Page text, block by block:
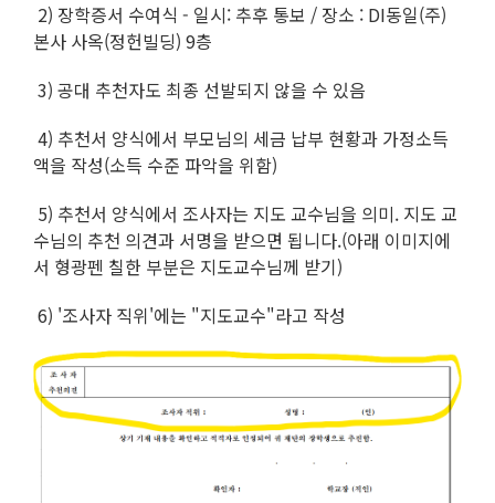
2) 장학증서 수여식 - 일시: 추후 통보 / 장소 : DI동일(주)
본사 사옥(정헌빌딩) 9층
3) 공대 추천자도 최종 선발되지 않을 수 있음
4) 추천서 양식에서 부모님의 세금 납부 현황과 가정소득
액을 작성(소득 수준 파악을 위함)
5) 추천서 양식에서 조사자는 지도 교수님을 의미. 지도 교
수님의 추천 의견과 서명을 받으면 됩니다.(아래 이미지에
서 형광펜 칠한 부분은 지도교수님께 받기)
6) '조사자 직위'에는 "지도교수"라고 작성